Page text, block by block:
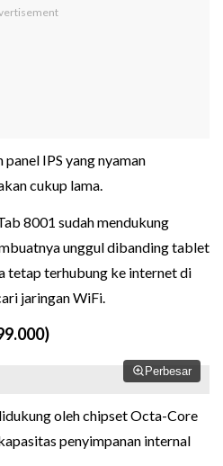
IPS yang nyaman
cukup lama.
8001 sudah mendukung
unggul dibanding tablet
tetap terhubung ke internet di
jaringan WiFi.
Perbesar
oleh chipset Octa-Core
penyimpanan internal